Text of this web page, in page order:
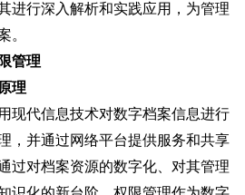
进行深入解析和实践应用，为管理
。
管理
理
现代信息技术对数字档案信息进行
，并通过网络平台提供服务和共享
过对档案资源的数字化、对其管理